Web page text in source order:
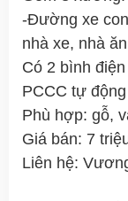
-Đường xe
nhà xe, nhà
Có 2 bình
PCCC tự
Phù hợp: gỗ,
Giá bán: 7
Liên hệ: